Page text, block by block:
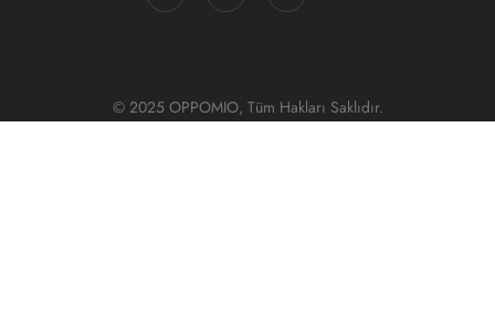
© 2025 OPPOMIO, Tüm Hakları Saklıdır.